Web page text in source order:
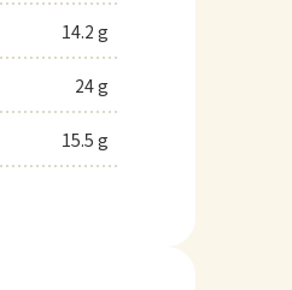
14.2 g
24 g
15.5 g